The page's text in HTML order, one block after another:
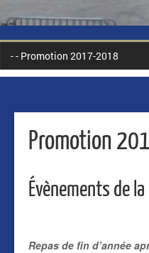
Promotion
Évènements de
Repas de fin d’année